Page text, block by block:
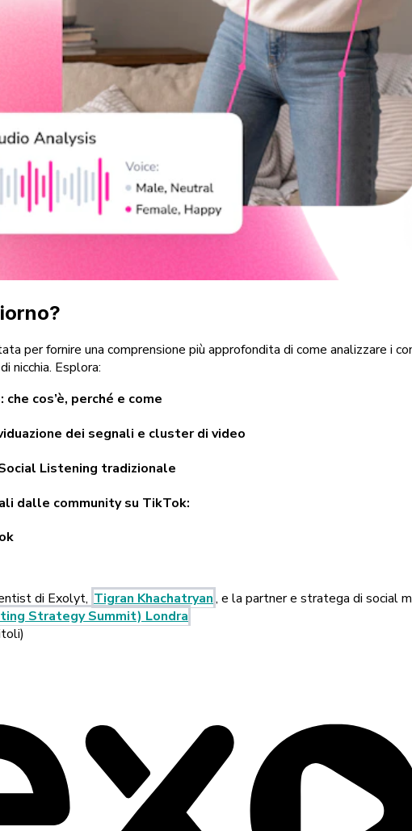
per fornire una comprensione più approfondita di come analizzare i
nicchia. Esplora:
cos’è, perché e come
dei segnali e cluster di video
Listening tradizionale
dalle community su TikTok:
di Exolyt, Tigran Khachatryan, e la partner e stratega di social
Strategy Summit) Londra